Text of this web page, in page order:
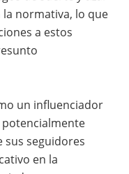
normativa, lo que
a estos
un influenciador
potencialmente
sus seguidores
en la